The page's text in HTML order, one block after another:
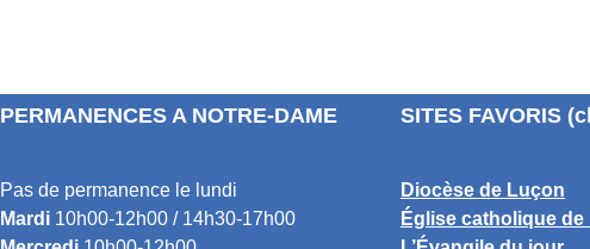
PERMANENCES A NOTRE-DAME
Pas de permanence le lundi
Mardi 10h00-12h00 / 14h30-17h00
SITES FAVORIS
Diocèse de Luçon
Église catholique de